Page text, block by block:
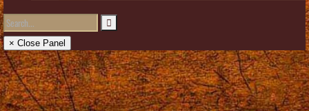
× Close Panel